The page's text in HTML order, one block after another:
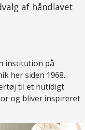
af håndlavet
institution på
her siden 1968.
til et nutidigt
og bliver inspireret